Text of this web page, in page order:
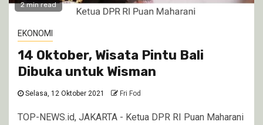
2 min read
EKONOMI
14 Oktober, Wisata Pintu Bali
Dibuka untuk Wisman
Selasa, 12 Oktober 2021 Fri Fod
TOP-NEWS.id, JAKARTA - Ketua DPR RI Puan Maharani